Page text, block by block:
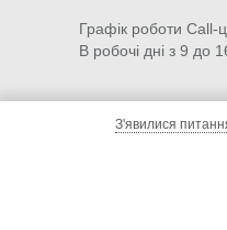
З'явилися
Графік роботи Call-
В робочі дні з 9 до